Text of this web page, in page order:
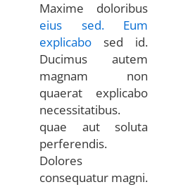
Maxime doloribus
eius sed. Eum
explicabo sed id.
Ducimus autem
magnam non
quaerat explicabo
necessitatibus.
quae aut soluta
perferendis.
Dolores
consequatur magni.